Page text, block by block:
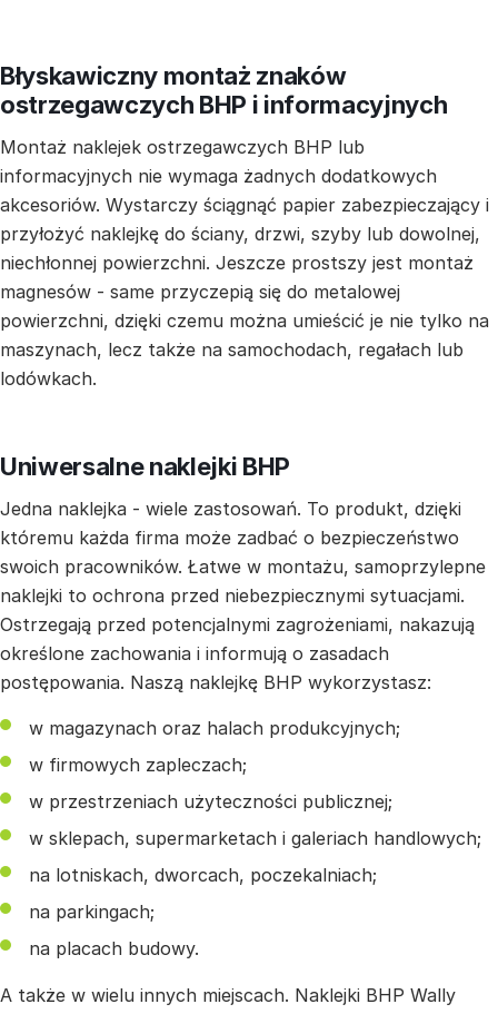
Błyskawiczny montaż znaków
ostrzegawczych BHP i informacyjnych
Montaż naklejek ostrzegawczych BHP lub
informacyjnych nie wymaga żadnych dodatkowych
akcesoriów. Wystarczy ściągnąć papier zabezpieczający i
przyłożyć naklejkę do ściany, drzwi, szyby lub dowolnej,
niechłonnej powierzchni. Jeszcze prostszy jest montaż
magnesów - same przyczepią się do metalowej
powierzchni, dzięki czemu można umieścić je nie tylko na
maszynach, lecz także na samochodach, regałach lub
lodówkach.
Uniwersalne naklejki BHP
Jedna naklejka - wiele zastosowań. To produkt, dzięki
któremu każda firma może zadbać o bezpieczeństwo
swoich pracowników. Łatwe w montażu, samoprzylepne
naklejki to ochrona przed niebezpiecznymi sytuacjami.
Ostrzegają przed potencjalnymi zagrożeniami, nakazują
określone zachowania i informują o zasadach
postępowania. Naszą naklejkę BHP wykorzystasz:
w magazynach oraz halach produkcyjnych;
w firmowych zapleczach;
w przestrzeniach użyteczności publicznej;
w sklepach, supermarketach i galeriach handlowych;
na lotniskach, dworcach, poczekalniach;
na parkingach;
na placach budowy.
A także w wielu innych miejscach. Naklejki BHP Wally